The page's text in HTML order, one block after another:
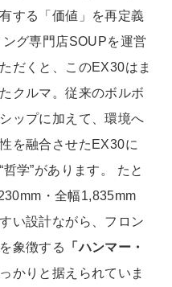
する「価値」を再定義
グ専門店SOUPを運営
だくと、このEX30はま
クルマ。従来のボルボ
ップに加えて、環境へ
を融合させたEX30に
学”があります。 たと
・全幅1,835mm
い設計ながら、フロン
象徴する
「ハンマー・
かりと据えられていま